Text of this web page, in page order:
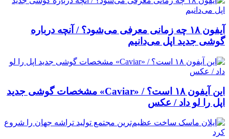
آیفون ۱۸ چه زمانی معرفی می‌شود؟ / آنچه درباره
گوشی جدید اپل می‌دانیم
این آیفون ۱۸ است؟ / «Caviar» مشخصات گوشی جدید
اپل را لو داد / عکس